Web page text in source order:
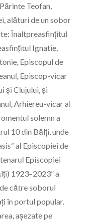
Teofan,
alături de un sobor
Înaltpreasfinţitul
Ignatie,
Episcopul de
Episcop-vicar
și Clujului, şi
Arhiereu-vicar al
solemn a
10 din Bălţi, unde
al Episcopiei de
Episcopiei
1923–2023” a
către soborul
în portul popular.
aşezate pe